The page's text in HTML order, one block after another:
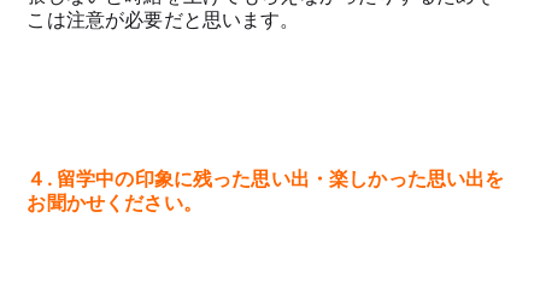
こは注意が必要だと思います。
４. 留学中の印象に残った思い出・楽しかった思い出を
お聞かせください。